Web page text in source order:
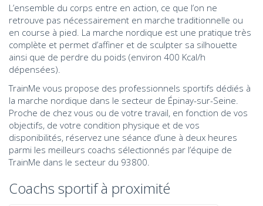
L’ensemble du corps entre en action, ce que l’on ne
retrouve pas nécessairement en marche traditionnelle ou
en course à pied. La marche nordique est une pratique très
complète et permet d’affiner et de sculpter sa silhouette
ainsi que de perdre du poids (environ 400 Kcal/h
dépensées).
TrainMe vous propose des professionnels sportifs dédiés à
la marche nordique dans le secteur de Épinay-sur-Seine.
Proche de chez vous ou de votre travail, en fonction de vos
objectifs, de votre condition physique et de vos
disponibilités, réservez une séance d’une à deux heures
parmi les meilleurs coachs sélectionnés par l’équipe de
TrainMe dans le secteur du 93800.
Coachs sportif à proximité